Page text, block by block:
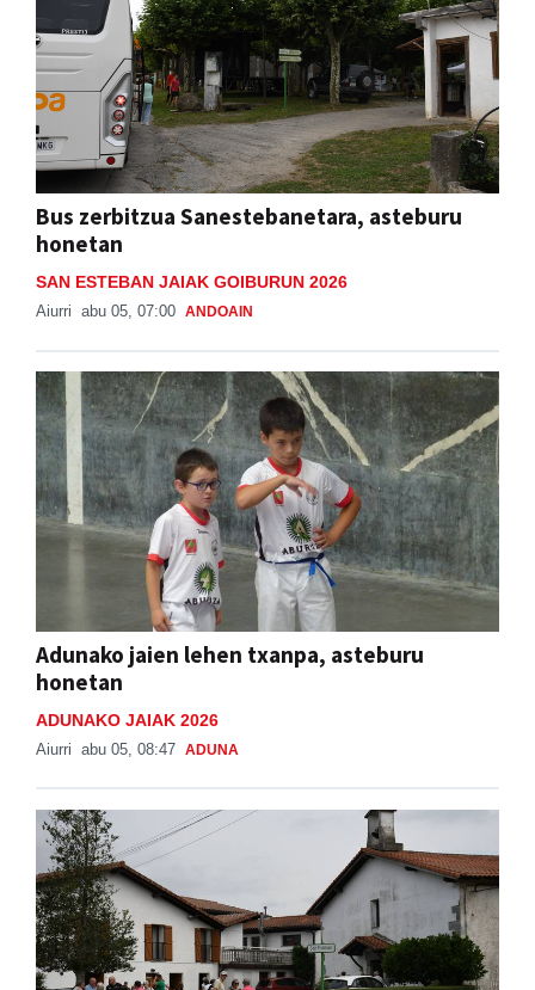
Bus zerbitzua Sanestebanetara, asteburu
honetan
SAN ESTEBAN JAIAK GOIBURUN 2026
Aiurri abu 05, 07:00 ANDOAIN
Adunako jaien lehen txanpa, asteburu
honetan
ADUNAKO JAIAK 2026
Aiurri abu 05, 08:47 ADUNA